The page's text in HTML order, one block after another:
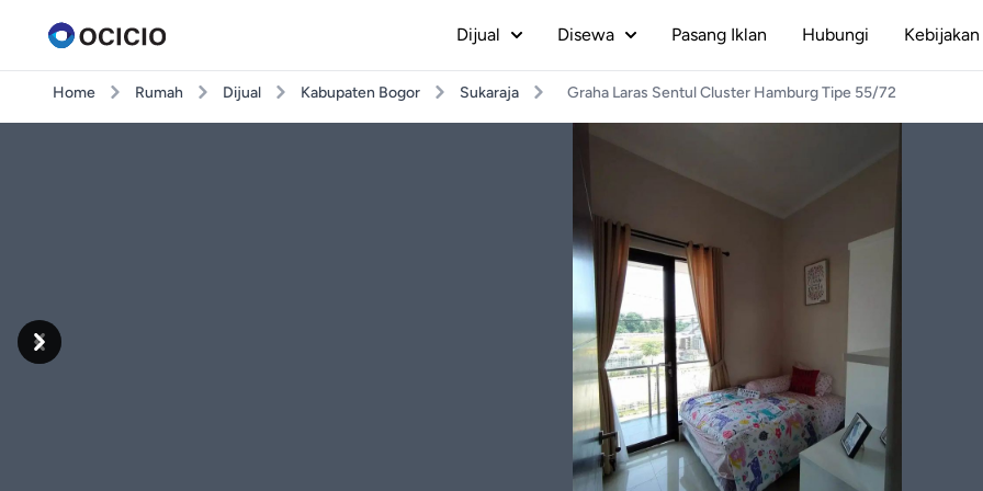
Dijual Disewa Pasang Iklan Hubungi
Home Rumah Dijual Kabupaten Bogor Sukaraja Graha Laras Sentul Cluster Hamburg Tipe 55/72
Previous
Next